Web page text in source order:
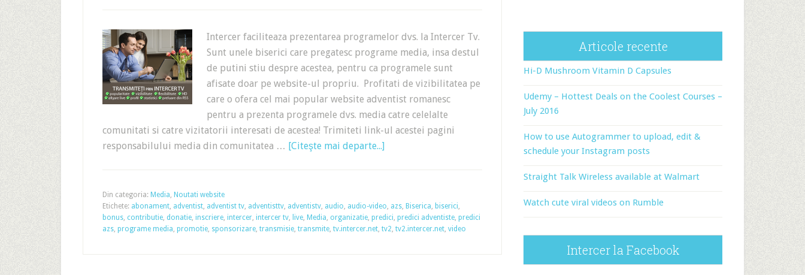
Intercer faciliteaza prezentarea programelor dvs. la Intercer Tv.
Sunt unele biserici care pregatesc programe media, insa destul
de putini stiu despre acestea, pentru ca programele sunt
afisate doar pe website-ul propriu. Profitati de vizibilitatea pe
care o ofera cel mai popular website adventist romanesc
pentru a prezenta programele dvs. media catre celelalte
comunitati si catre vizitatorii interesati de acestea! Trimiteti link-ul acestei pagini
responsabilului media din comunitatea … [Citeşte mai departe...]
Din categoria: Media, Noutati website
Etichete: abonament, adventist, adventist tv, adventisttv, adventistv, audio, audio-video, azs, Biserica, biserici,
bonus, contributie, donatie, inscriere, intercer, intercer tv, live, Media, organizatie, predici, predici adventiste, predici
azs, programe media, promotie, sponsorizare, transmisie, transmite, tv.intercer.net, tv2, tv2.intercer.net, video
Articole recente
Hi-D Mushroom Vitamin D Capsules
Udemy – Hottest Deals on the Coolest Courses –
July 2016
How to use Autogrammer to upload, edit &
schedule your Instagram posts
Straight Talk Wireless available at Walmart
Watch cute viral videos on Rumble
Intercer la Facebook